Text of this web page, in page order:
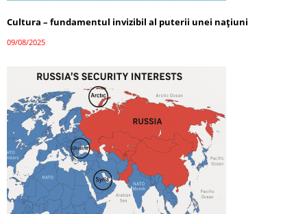
Cultura – fundamentul invizibil al puterii unei națiuni
09/08/2025